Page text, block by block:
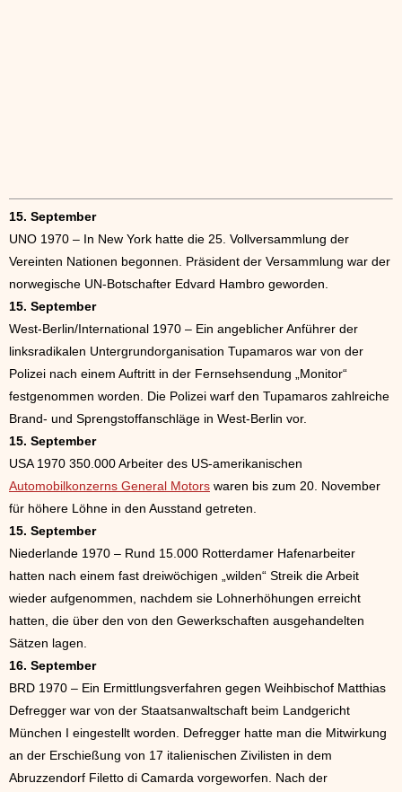
15. September
UNO 1970 – In New York hatte die 25. Vollversammlung der
Vereinten Nationen begonnen. Präsident der Versammlung war der
norwegische UN-Botschafter Edvard Hambro geworden.
15. September
West-Berlin/International 1970 – Ein angeblicher Anführer der
linksradikalen Untergrundorganisation Tupamaros war von der
Polizei nach einem Auftritt in der Fernsehsendung „Monitor“
festgenommen worden. Die Polizei warf den Tupamaros zahlreiche
Brand- und Sprengstoffanschläge in West-Berlin vor.
15. September
USA 1970 350.000 Arbeiter des US-amerikanischen
Automobilkonzerns General Motors waren bis zum 20. November
für höhere Löhne in den Ausstand getreten.
15. September
Niederlande 1970 – Rund 15.000 Rotterdamer Hafenarbeiter
hatten nach einem fast dreiwöchigen „wilden“ Streik die Arbeit
wieder aufgenommen, nachdem sie Lohnerhöhungen erreicht
hatten, die über den von den Gewerkschaften ausgehandelten
Sätzen lagen.
16. September
BRD 1970 – Ein Ermittlungsverfahren gegen Weihbischof Matthias
Defregger war von der Staatsanwaltschaft beim Landgericht
München I eingestellt worden. Defregger hatte man die Mitwirkung
an der Erschießung von 17 italienischen Zivilisten in dem
Abruzzendorf Filetto di Camarda vorgeworfen. Nach der